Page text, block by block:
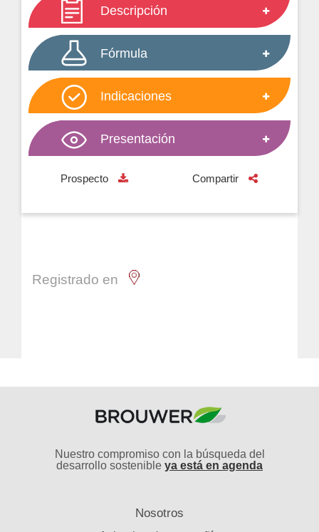
Descripción
Fórmula
Indicaciones
Presentación
Prospecto Compartir
Registrado en
Nuestro compromiso con la búsqueda del
desarrollo sostenible ya está en agenda
Nosotros